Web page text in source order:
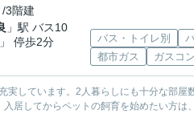
3階建
」駅 バス10
停歩2分
バス・トイレ別
都市ガス
ガスコ
しています。2人暮らしにも十分な部屋
居してからペットの飼育を始めたい方は